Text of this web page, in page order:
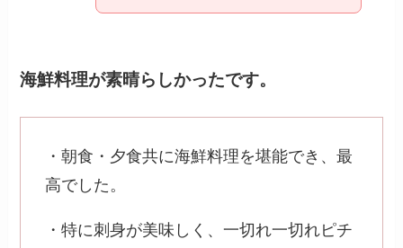
海鮮料理が素晴らしかったです。
・朝食・夕食共に海鮮料理を堪能でき、最
高でした。
・特に刺身が美味しく、一切れ一切れピチ